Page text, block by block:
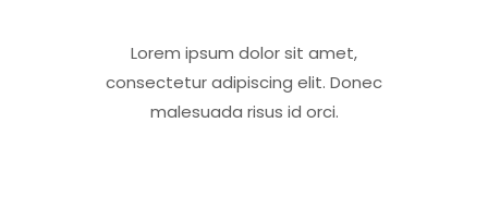
Lorem ipsum dolor sit amet,
consectetur adipiscing elit. Donec
malesuada risus id orci.